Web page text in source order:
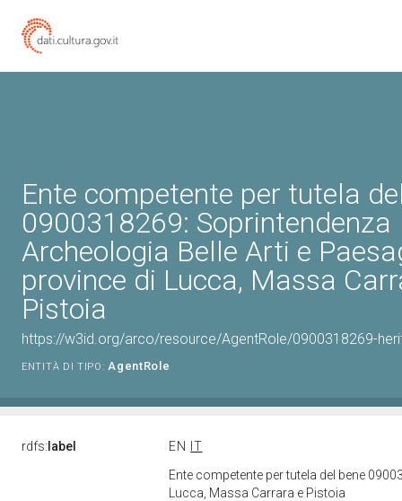
Ente competente per tutela
0900318269: Soprintendenza
Archeologia Belle Arti e
province di Lucca, Massa
Pistoia
https://w3id.org/arco/resource/AgentRole/0900318269-
ENTITÀ DI TIPO: AgentRole
rdfs: label EN
IT
Ente competente per tutela del bene
Lucca, Massa Carrara e Pistoia